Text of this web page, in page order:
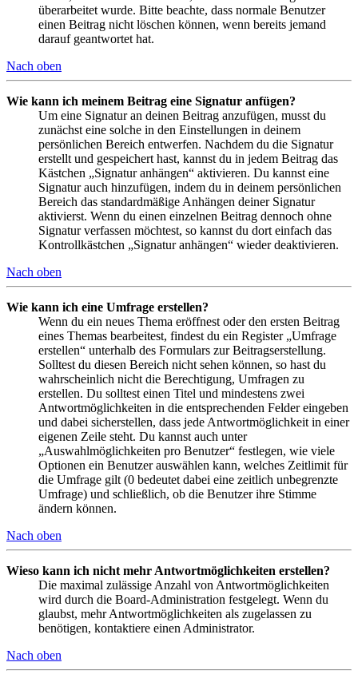
überarbeitet wurde. Bitte beachte, dass normale Benutzer
einen Beitrag nicht löschen können, wenn bereits jemand
darauf geantwortet hat.
Nach oben
Wie kann ich meinem Beitrag eine Signatur anfügen?
Um eine Signatur an deinen Beitrag anzufügen, musst du
zunächst eine solche in den Einstellungen in deinem
persönlichen Bereich entwerfen. Nachdem du die Signatur
erstellt und gespeichert hast, kannst du in jedem Beitrag das
Kästchen „Signatur anhängen“ aktivieren. Du kannst eine
Signatur auch hinzufügen, indem du in deinem persönlichen
Bereich das standardmäßige Anhängen deiner Signatur
aktivierst. Wenn du einen einzelnen Beitrag dennoch ohne
Signatur verfassen möchtest, so kannst du dort einfach das
Kontrollkästchen „Signatur anhängen“ wieder deaktivieren.
Nach oben
Wie kann ich eine Umfrage erstellen?
Wenn du ein neues Thema eröffnest oder den ersten Beitrag
eines Themas bearbeitest, findest du ein Register „Umfrage
erstellen“ unterhalb des Formulars zur Beitragserstellung.
Solltest du diesen Bereich nicht sehen können, so hast du
wahrscheinlich nicht die Berechtigung, Umfragen zu
erstellen. Du solltest einen Titel und mindestens zwei
Antwortmöglichkeiten in die entsprechenden Felder eingeben
und dabei sicherstellen, dass jede Antwortmöglichkeit in einer
eigenen Zeile steht. Du kannst auch unter
„Auswahlmöglichkeiten pro Benutzer“ festlegen, wie viele
Optionen ein Benutzer auswählen kann, welches Zeitlimit für
die Umfrage gilt (0 bedeutet dabei eine zeitlich unbegrenzte
Umfrage) und schließlich, ob die Benutzer ihre Stimme
ändern können.
Nach oben
Wieso kann ich nicht mehr Antwortmöglichkeiten erstellen?
Die maximal zulässige Anzahl von Antwortmöglichkeiten
wird durch die Board-Administration festgelegt. Wenn du
glaubst, mehr Antwortmöglichkeiten als zugelassen zu
benötigen, kontaktiere einen Administrator.
Nach oben